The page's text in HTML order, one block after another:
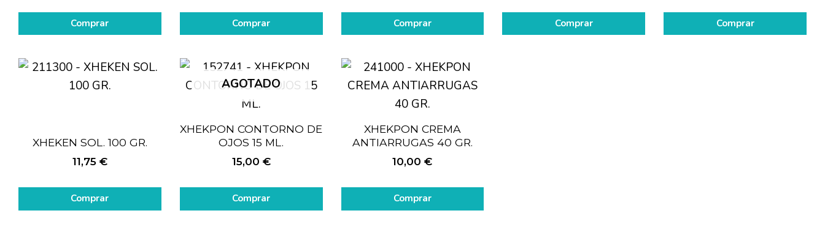
Comprar Comprar Comprar Comprar Comprar
XHEKEN SOL. 100 GR.
11,75 €
Comprar
AGOTADO
XHEKPON CONTORNO DE
OJOS 15 ML.
15,00 €
Comprar
XHEKPON CREMA
ANTIARRUGAS 40 GR.
10,00€
Comprar